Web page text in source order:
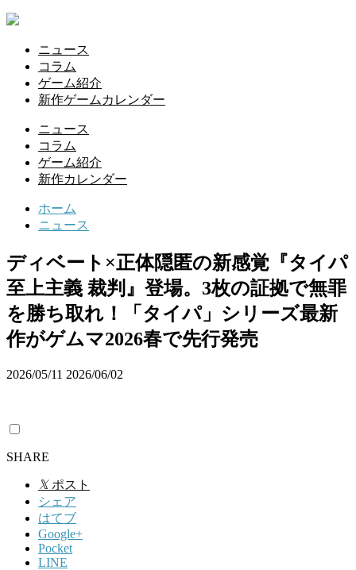
ニュース
コラム
ゲーム紹介
新作ゲームカレンダー
ニュース
コラム
ゲーム紹介
新作カレンダー
ホーム
ニュース
ディベート×正体隠匿の新感覚『タイパ
至上主義 裁判』登場。3枚の証拠で無罪
を勝ち取れ！「タイパ」シリーズ最新
作がゲムマ2026春で先行発売
2026/05/11 2026/06/02
SHARE
𝕏 ポスト
シェア
はてブ
Google+
Pocket
LINE